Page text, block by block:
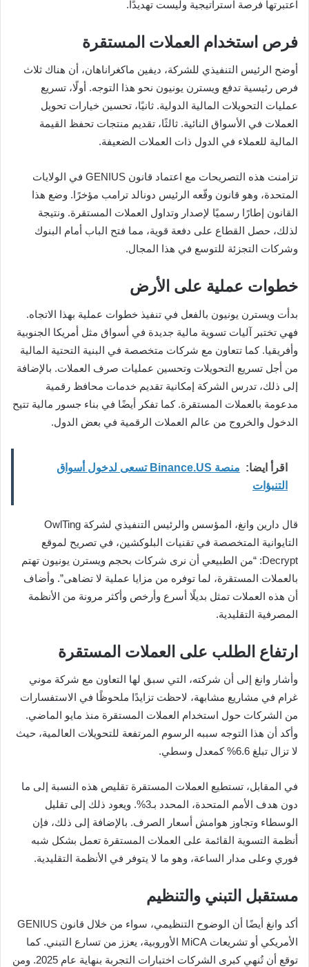
اعتبرتها فرصة استراتيجية وليست تهديدًا.
فرص استخدام العملات المستقرة
أوضح الرئيس التنفيذي للشركة، ديفين ماكغراناهان، أن هناك ثلاث
فرص رئيسية تدفع ويسترن يونيون نحو هذا التوجه. أولًا، تسريع
عمليات التحويلات المالية الدولية. ثانيًا، تحسين خيارات تحويل
العملات في الأسواق النائية. ثالثًا، تقديم منتجات تحفظ القيمة
المالية للعملاء في الدول ذات العملات الضعيفة.
تزامنت هذه التصريحات مع اعتماد قانون GENIUS في الولايات
المتحدة، وهو قانون وقّعه الرئيس دونالد ترامب مؤخرًا. وضع هذا
القانون إطارًا رسميًا لإصدار وتداول العملات المستقرة. ونتيجة
لذلك، حصل القطاع على دفعة قوية، مما فتح الباب أمام البنوك
وشركات التجزئة للتوسع في هذا المجال.
خطوات عملية على الأرض
بدأت ويسترن يونيون بالفعل في تنفيذ خطوات عملية بهذا الاتجاه.
فهي تختبر آليات تسوية مالية جديدة في أسواق مثل أمريكا الجنوبية
وأفريقيا. كما تتعاون مع شركات متخصصة في البنية التحتية المالية
من أجل تسريع التحويلات وتحسين عمليات صرف العملات. بالإضافة
إلى ذلك، تدرس الشركة إمكانية تقديم خدمات محافظ رقمية
مدعومة بالعملات المستقرة. كما تفكر أيضًا في بناء جسور مالية تتيح
الدخول والخروج من عالم العملات الرقمية في بعض الدول.
اقرأ ايضا:
منصة Binance.US تسعى لدخول أسواق
التنبؤات
قال دارين وانغ، المؤسس والرئيس التنفيذي لشركة OwlTing
التايوانية المتخصصة في تقنيات البلوكشين، في تصريح لموقع
Decrypt: “من الطبيعي أن نرى شركات بحجم ويسترن يونيون تهتم
بالعملات المستقرة، لما توفره من مزايا عملية لا تضاهى”. وأضاف
أن هذه العملات تمثل بديلًا أسرع وأرخص وأكثر مرونة من الأنظمة
المصرفية التقليدية.
ارتفاع الطلب على العملات المستقرة
وأشار وانغ إلى أن شركته، التي سبق لها التعاون مع شركة موني
غرام في مشاريع مشابهة، لاحظت تزايدًا ملحوظًا في الاستفسارات
من الشركات حول استخدام العملات المستقرة منذ مايو الماضي.
وأكد أن هذا التوجه سببه الرسوم المرتفعة للتحويلات العالمية، حيث
لا تزال تبلغ 6.6% كمعدل وسطي.
في المقابل، تستطيع العملات المستقرة تقليص هذه النسبة إلى ما
دون هدف الأمم المتحدة، المحدد بـ3%. ويعود ذلك إلى تقليل
الوسطاء وتجاوز هوامش أسعار الصرف. بالإضافة إلى ذلك، فإن
أنظمة التسوية القائمة على العملات المستقرة تعمل بشكل شبه
فوري وعلى مدار الساعة، وهو ما لا يتوفر في الأنظمة التقليدية.
مستقبل التبني والتنظيم
أكد وانغ أيضًا أن الوضوح التنظيمي، سواء من خلال قانون GENIUS
الأمريكي أو تشريعات MiCA الأوروبية، يعزز من تسارع التبني. كما
توقع أن تُنهي كبرى الشركات اختبارات التجربة بنهاية عام 2025. ومن